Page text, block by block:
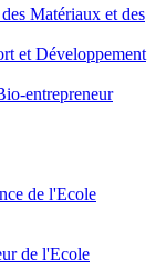
Matériaux et des
et Développement
entrepreneur
de l'Ecole
de l'Ecole